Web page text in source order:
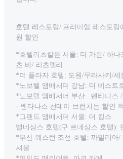
호텔 레스토랑/ 프리미엄 레스토랑
원 할인
*호텔리츠칼튼 서울: 더 가든/ 하나
츠 바/ 리츠델리
*더 플라자 호텔: 도원/무라사키/세
*노보텔 앰배서더 강남: 더 비스트
*노보텔 앰배서더 부산 : 벤타나스
- 벤타나스 선데이 브런치는 할인
*그랜드 앰배서더 서울: 더 킹스
벨네상스 호텔(구 르네상스 호텔):
*부산 웨스턴 조선 호텔: 까밀리아
셔블